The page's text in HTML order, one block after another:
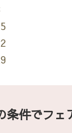
条件でフェ